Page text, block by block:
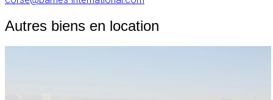
Autres biens en location